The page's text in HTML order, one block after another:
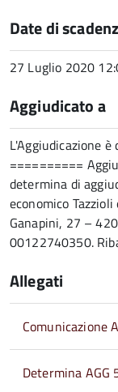
Date di
27 Luglio 2020
Aggiudicato a
L'Aggiudicazione
==========
determina di
economico
Ganapini, 27 –
00122740350.
Allegati
Comunicazione
Determina AGG